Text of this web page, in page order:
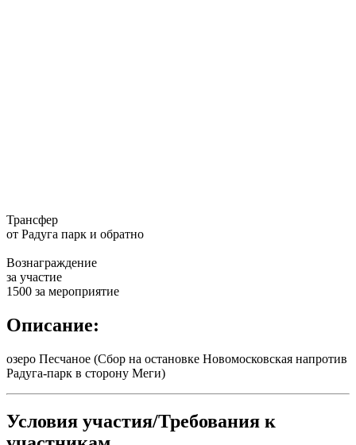
Трансфер
от Радуга парк и обратно
Вознаграждение
за участие
1500 за мероприятие
Описание:
озеро Песчаное (Сбор на остановке Новомосковская напротив
Радуга-парк в сторону Меги)
Условия участия/Требования к